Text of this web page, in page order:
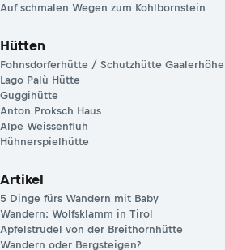
Auf schmalen Wegen zum Kohlbornstein
Hütten
Fohnsdorferhütte / Schutzhütte Gaalerhöhe
Lago Palù Hütte
Guggihütte
Anton Proksch Haus
Alpe Weissenfluh
Hühnerspielhütte
Artikel
5 Dinge fürs Wandern mit Baby
Wandern: Wolfsklamm in Tirol
Apfelstrudel von der Breithornhütte
Wandern oder Bergsteigen?